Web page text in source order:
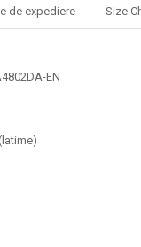
de expediere Size
EN